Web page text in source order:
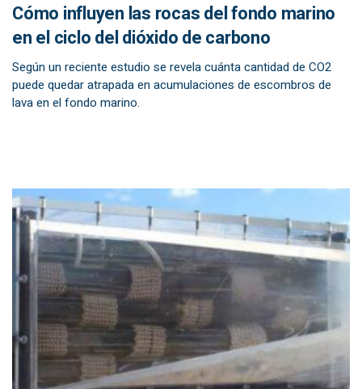
Cómo influyen las rocas del fondo marino
en el ciclo del dióxido de carbono
Según un reciente estudio se revela cuánta cantidad de CO2
puede quedar atrapada en acumulaciones de escombros de
lava en el fondo marino.